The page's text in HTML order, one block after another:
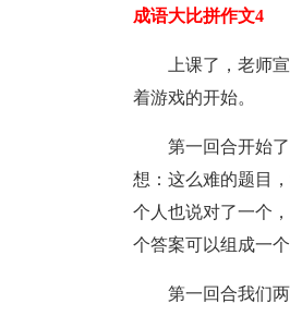
成语大比拼作文4
上课了，老师
着游戏的开始。
第一回合开始
想：这么难的题目
个人也说对了一个
个答案可以组成一
第一回合我们